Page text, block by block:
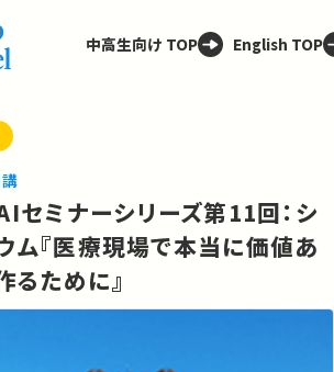
中高生向け TOP English TOP
ミナーシリーズ第11回：シ
ム『医療現場で本当に価値あ
るために』